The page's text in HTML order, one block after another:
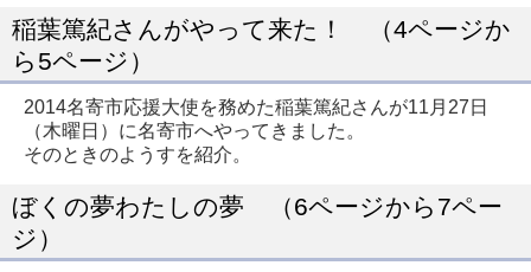
稲葉篤紀さんがやって来た！ （4ページか
ら5ページ）
2014名寄市応援大使を務めた稲葉篤紀さんが11月27日
（木曜日）に名寄市へやってきました。
そのときのようすを紹介。
ぼくの夢わたしの夢 （6ページから7ペー
ジ）